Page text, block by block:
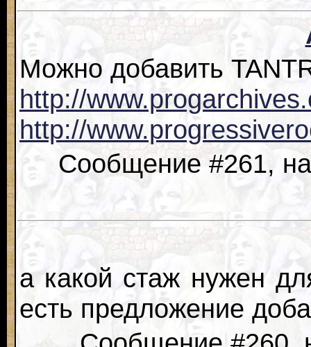
Можно добавить
http://
http://
Сообщение #261,
а какой стаж нужен
есть предложение